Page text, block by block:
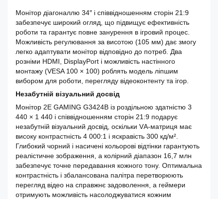
Монітор діагоналлю 34″ і співвідношенням сторін 21:9
забезпечує широкий огляд, що підвищує ефективність
роботи та гарантує повне занурення в ігровий процес.
Можливість регулювання за висотою (105 мм) дає змогу
легко адаптувати монітор відповідно до потреб. Два
розніми HDMI, DisplayPort і можливість настінного
монтажу (VESA 100 × 100) роблять модель ліпшим
вибором для роботи, перегляду відеоконтенту та ігор.
Незабутній візуальний досвід
Монітор 2E GAMING G3424B із роздільною здатністю 3
440 × 1 440 і співвідношенням сторін 21:9 подарує
незабутній візуальний досвід, оскільки VА-матриця має
високу контрастність 4 000:1 і яскравість 300 кд/м².
Глибокий чорний і насичені кольорові відтінки гарантують
реалістичне зображення, а колірний діапазон 16,7 млн
забезпечує точне передавання кожного тону. Оптимальна
контрастність і збалансована палітра перетворюють
перегляд відео на справжнє задоволення, а геймери
отримують можливість насолоджуватися кожним